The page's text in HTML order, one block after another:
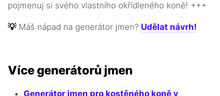
pojmenuj si svého vlastního okřídleného koně! +++
💡 Máš nápad na generátor jmen? Udělat návrh!
Více generátorů jmen
Generátor jmen pro kostěného koně v